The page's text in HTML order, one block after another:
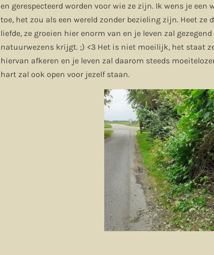
en gerespecteerd worden voor wie ze zijn. Ik wens je
toe, het zou als een wereld zonder bezieling zijn. Heet
liefde, ze groeien hier enorm van en je leven zal
natuurwezens krijgt. ;) <3 Het is niet moeilijk, het staat
hiervan afkeren en je leven zal daarom steeds
hart zal ook open voor jezelf staan.